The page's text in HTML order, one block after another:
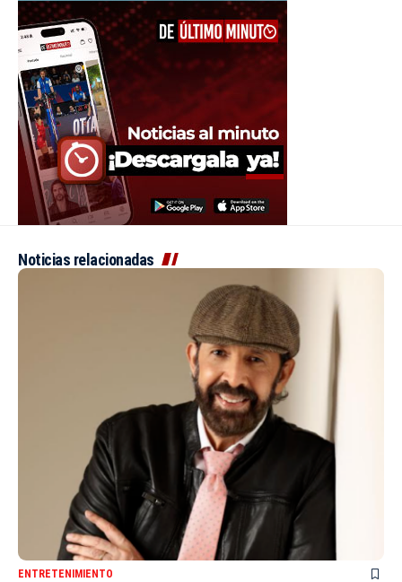
Noticias relacionadas
ENTRETENIMIENTO